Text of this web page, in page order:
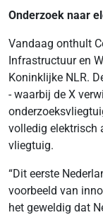
Onderzoek naar
Vandaag onthult
Infrastructuur en
Koninklijke NLR.
- waarbij de X
volledig elektrisch
vliegtuig.
“Dit eerste
voorbeeld van
het geweldig dat